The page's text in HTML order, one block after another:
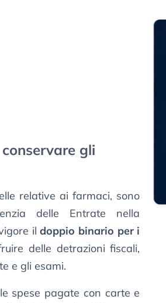
gli
relative ai farmaci, sono
delle Entrate nella
ildoppio binario per i
delle detrazioni fiscali,
e gli esami.
spese pagate con carte e